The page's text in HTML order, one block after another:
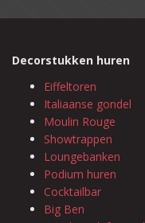
Decorstukken huren
Eiffeltoren
Italiaanse gondel
Moulin Rouge
Showtrappen
Loungebanken
Podium huren
Cocktailbar
Big Ben